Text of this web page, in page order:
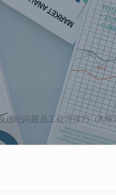
违纪问题员工处理技巧（A单